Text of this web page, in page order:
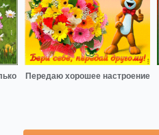
Передаю хорошее настроение